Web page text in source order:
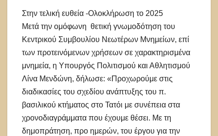
Στην τελική ευθεία -Ολοκλήρωση το 2025
Μετά την ομόφωνη θετική γνωμοδότηση του
Κεντρικού Συμβουλίου Νεωτέρων Μνημείων, επί
των προτεινόμενων χρήσεων σε χαρακτηρισμένα
μνημεία, η Υπουργός Πολιτισμού και Αθλητισμού
Λίνα Μενδώνη, δήλωσε: «Προχωρούμε στις
διαδικασίες του σχεδίου ανάπτυξης του π.
βασιλικού κτήματος στο Τατόι με συνέπεια στα
χρονοδιαγράμματα που έχουμε θέσει. Με τη
δημοπράτηση, προ ημερών, του έργου για την